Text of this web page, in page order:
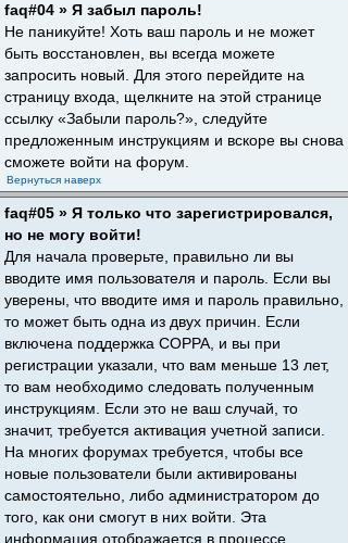
faq#04 » Я забыл пароль!
Не паникуйте! Хоть ваш пароль и не может
быть восстановлен, вы всегда можете
запросить новый. Для этого перейдите на
страницу входа, щелкните на этой странице
ссылку «Забыли пароль?», следуйте
предложенным инструкциям и вскоре вы снова
сможете войти на форум.
Вернуться наверх
faq#05 » Я только что зарегистрировался,
но не могу войти!
Для начала проверьте, правильно ли вы
вводите имя пользователя и пароль. Если вы
уверены, что вводите имя и пароль правильно,
то может быть одна из двух причин. Если
включена поддержка COPPA, и вы при
регистрации указали, что вам меньше 13 лет,
то вам необходимо следовать полученным
инструкциям. Если это не ваш случай, то
значит, требуется активация учетной записи.
На многих форумах требуется, чтобы все
новые пользователи были активированы
самостоятельно, либо администратором до
того, как они смогут в них войти. Эта
информация отображается в процессе